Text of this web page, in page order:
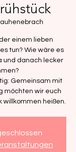
einem lieben
tun? Wie wäre es
und danach lecker
Gemeinsam mit
möchten wir euch
willkommen heißen.